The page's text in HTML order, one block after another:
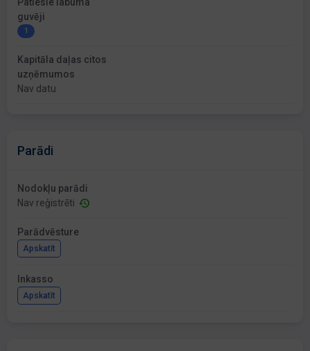
Patiesie labuma
guvēji
1
Kapitāla daļas citos
uzņēmumos
Nav datu
Parādi
Nodokļu parādi
Nav reģistrēti
Parādvēsture
Apskatīt
Inkasso
Apskatīt